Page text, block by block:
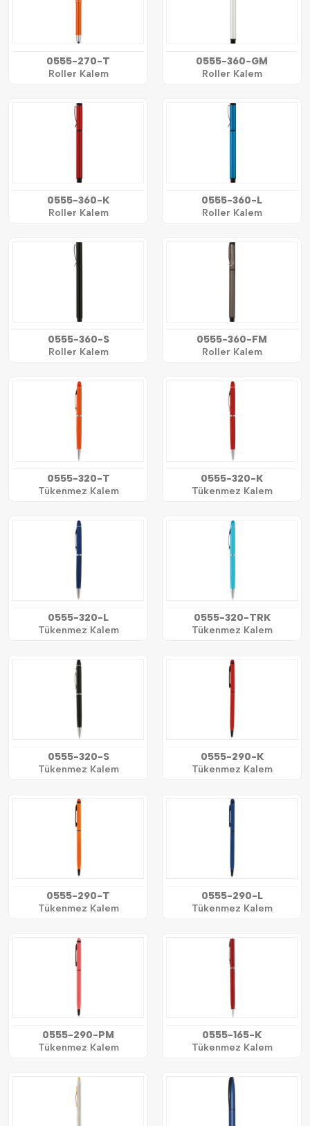
0555-270-T
Roller Kalem
0555-360-GM
Roller Kalem
0555-360-K
Roller Kalem
0555-360-L
Roller Kalem
0555-360-S
Roller Kalem
0555-360-FM
Roller Kalem
0555-320-T
Tükenmez Kalem
0555-320-K
Tükenmez Kalem
0555-320-L
Tükenmez Kalem
0555-320-TRK
Tükenmez Kalem
0555-320-S
Tükenmez Kalem
0555-290-K
Tükenmez Kalem
0555-290-T
Tükenmez Kalem
0555-290-L
Tükenmez Kalem
0555-290-PM
Tükenmez Kalem
0555-165-K
Tükenmez Kalem